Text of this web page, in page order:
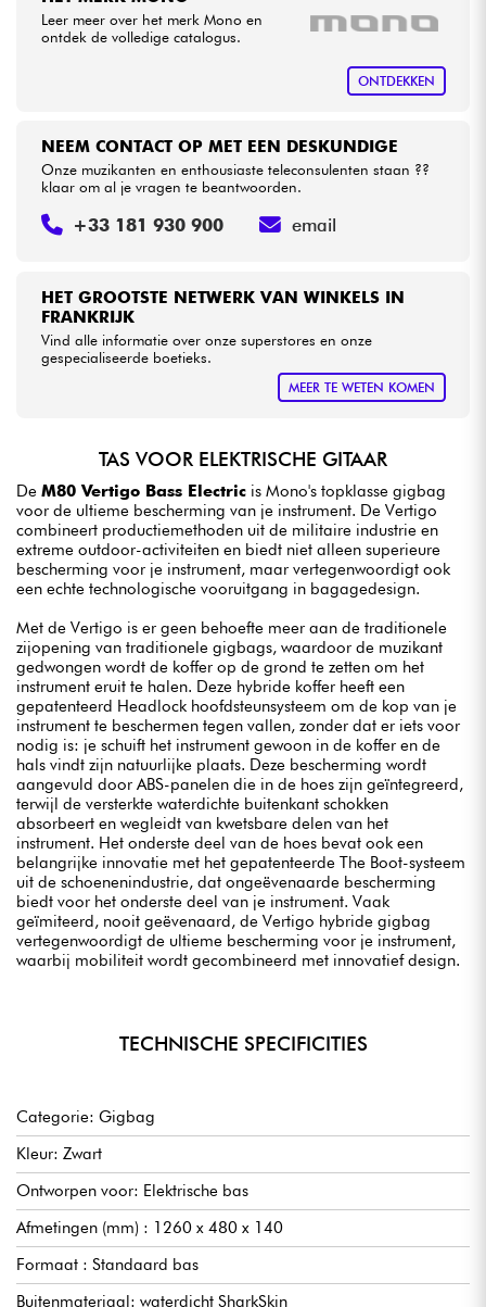
Sets
Leer meer over het merk Mono en
ontdek de volledige catalogus.
ONTDEKKEN
HET GROOTSTE NETWERK VAN WINKELS IN
FRANKRIJK
Vind alle informatie over onze superstores en onze
gespecialiseerde boetieks.
MEER TE WETEN KOMEN
NEEM CONTACT OP MET EEN DESKUNDIGE
Onze muzikanten en enthousiaste teleconsulenten staan ??
klaar om al je vragen te beantwoorden.
+33 181 930 900 email
TAS VOOR ELEKTRISCHE GITAAR
De M80 Vertigo Bass Electric is Mono's topklasse gigbag
voor de ultieme bescherming van je instrument. De Vertigo
combineert productiemethoden uit de militaire industrie en
extreme outdoor-activiteiten en biedt niet alleen superieure
bescherming voor je instrument, maar vertegenwoordigt ook
een echte technologische vooruitgang in bagagedesign.
Met de Vertigo is er geen behoefte meer aan de traditionele
zijopening van traditionele gigbags, waardoor de muzikant
gedwongen wordt de koffer op de grond te zetten om het
instrument eruit te halen. Deze hybride koffer heeft een
gepatenteerd Headlock hoofdsteunsysteem om de kop van je
instrument te beschermen tegen vallen, zonder dat er iets voor
nodig is: je schuift het instrument gewoon in de koffer en de
hals vindt zijn natuurlijke plaats. Deze bescherming wordt
aangevuld door ABS-panelen die in de hoes zijn geïntegreerd,
terwijl de versterkte waterdichte buitenkant schokken
absorbeert en wegleidt van kwetsbare delen van het
instrument. Het onderste deel van de hoes bevat ook een
belangrijke innovatie met het gepatenteerde The Boot-systeem
uit de schoenenindustrie, dat ongeëvenaarde bescherming
biedt voor het onderste deel van je instrument. Vaak
geïmiteerd, nooit geëvenaard, de Vertigo hybride gigbag
vertegenwoordigt de ultieme bescherming voor je instrument,
waarbij mobiliteit wordt gecombineerd met innovatief design.
TECHNISCHE SPECIFICITIES
Categorie: Gigbag
Kleur: Zwart
Ontworpen voor: Elektrische bas
Afmetingen (mm) : 1260 x 480 x 140
Formaat : Standaard bas
Buitenmateriaal: waterdicht SharkSkin